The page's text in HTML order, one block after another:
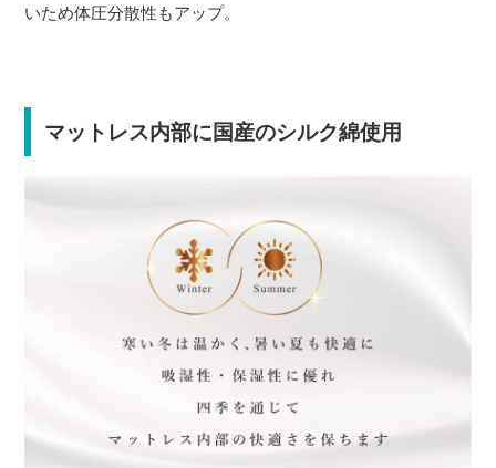
いため体圧分散性もアップ。
マットレス内部に国産のシルク綿使用